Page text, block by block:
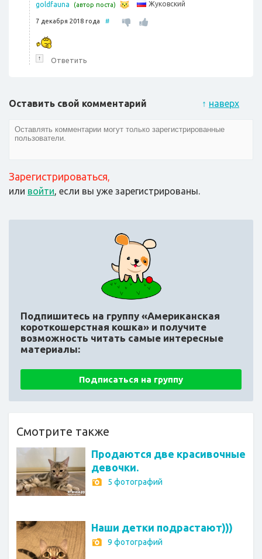
goldfauna (автор поста) Жуковский
7 декабря 2018 года #
↑ Ответить
↑ наверх
Оставить свой комментарий
Зарегистрироваться,
или войти, если вы уже зарегистрированы.
Подпишитесь на группу «Американская
короткошерстная кошка» и получите
возможность читать самые интересные
материалы:
Подписаться на группу
Смотрите также
Продаются две красивочные
девочки.
5 фотографий
Наши детки подрастают)))
9 фотографий